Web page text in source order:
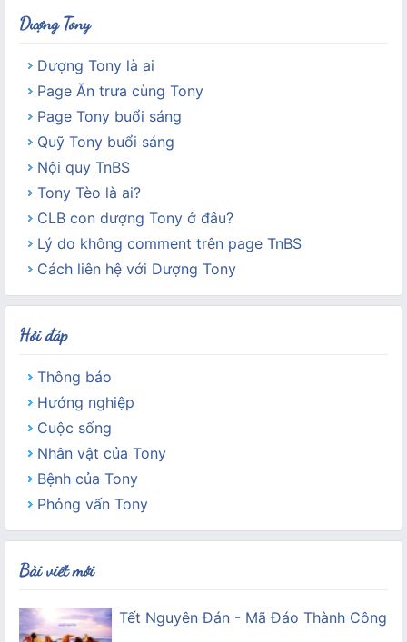
Dượng Tony
Dượng Tony là ai
Page Ăn trưa cùng Tony
Page Tony buổi sáng
Quỹ Tony buổi sáng
Nội quy TnBS
Tony Tèo là ai?
CLB con dượng Tony ở đâu?
Lý do không comment trên page TnBS
Cách liên hệ với Dượng Tony
Hỏi đáp
Thông báo
Hướng nghiệp
Cuộc sống
Nhân vật của Tony
Bệnh của Tony
Phỏng vấn Tony
Bài viết mới
Tết Nguyên Đán - Mã Đáo Thành Công